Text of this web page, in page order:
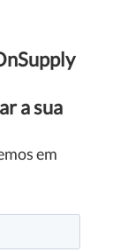
a sua
em